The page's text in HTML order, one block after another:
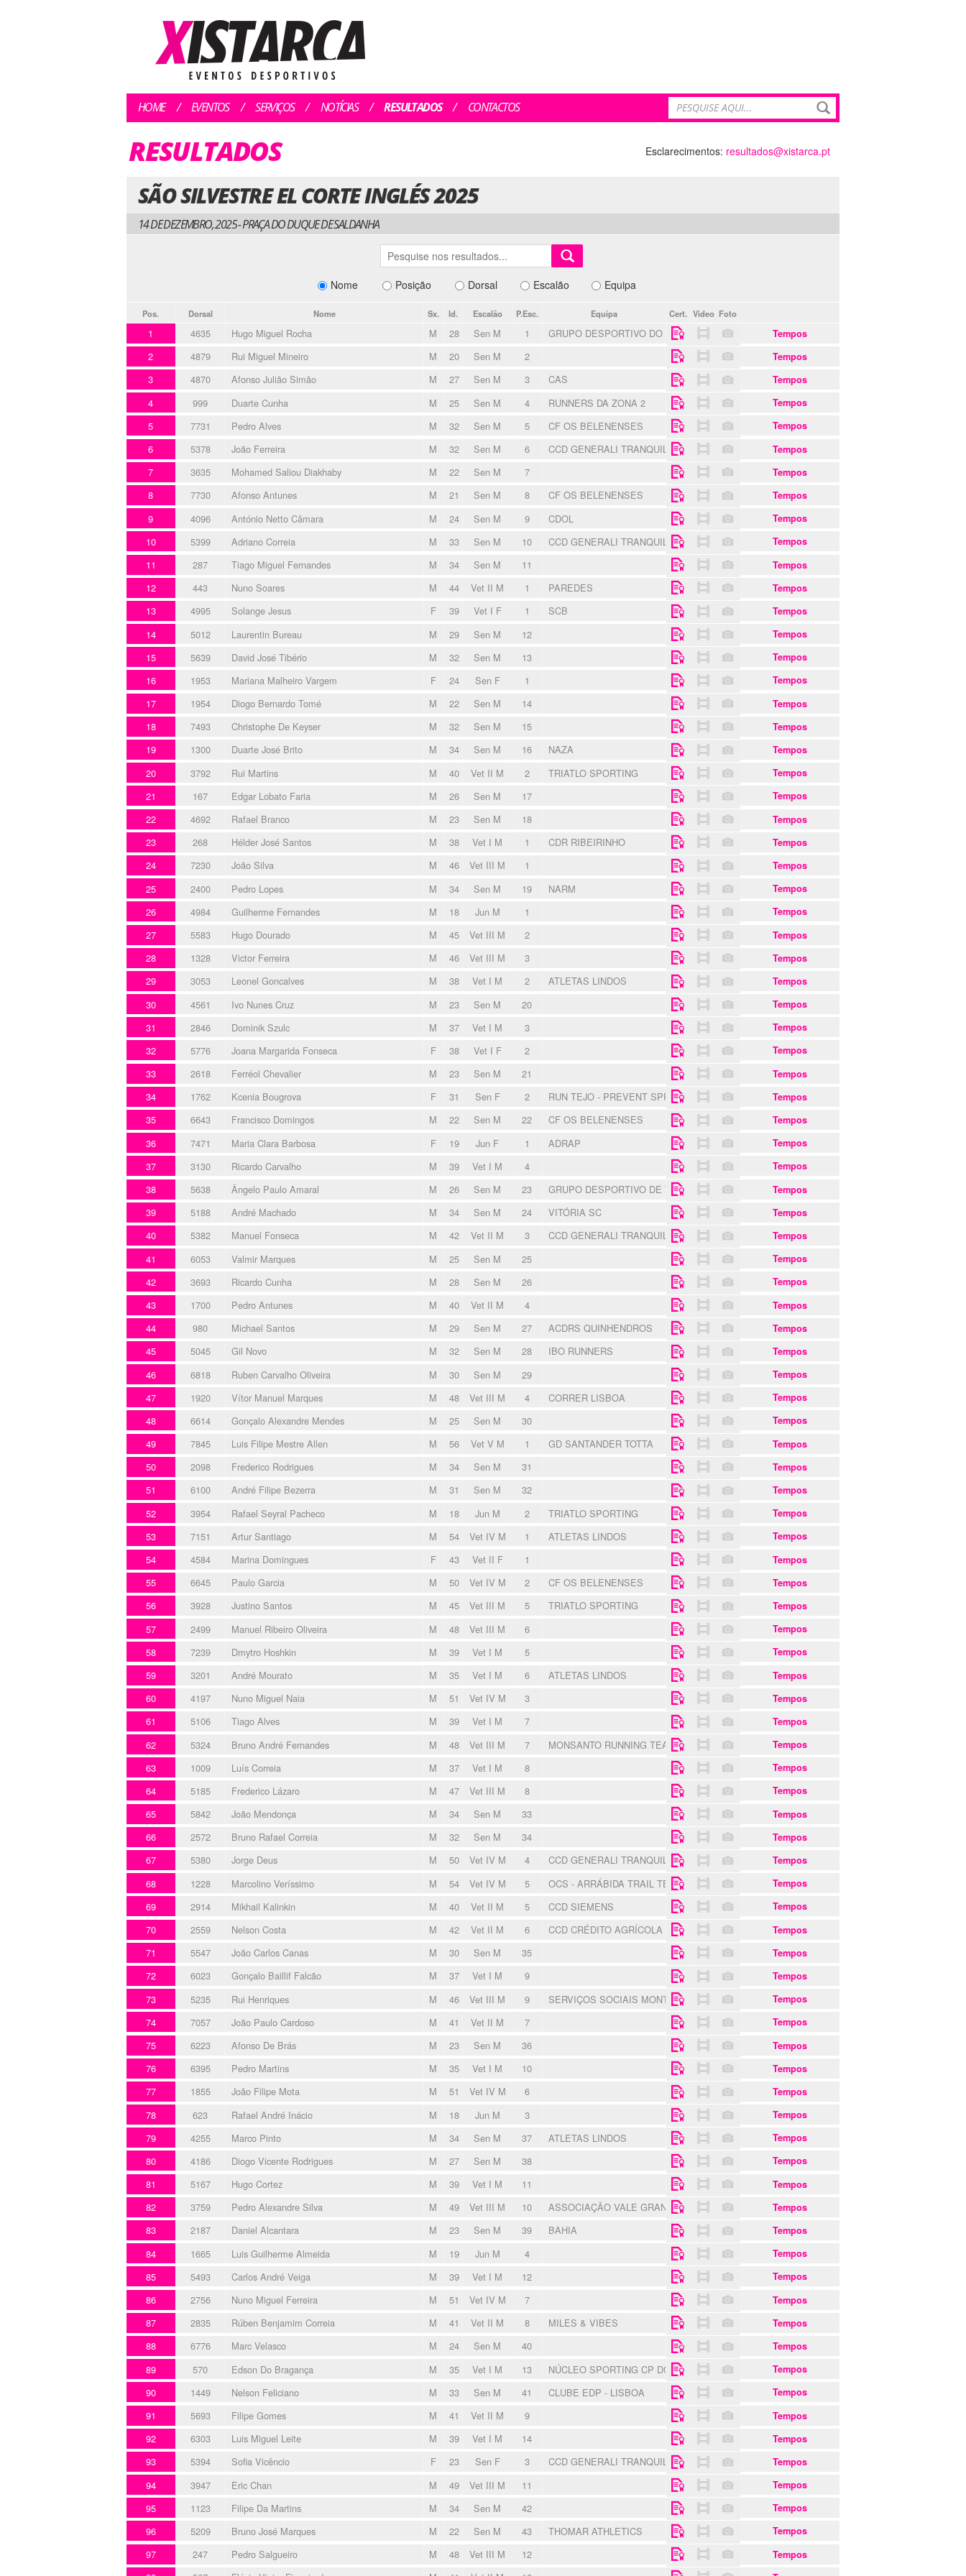
HOME EVENTOS SERVIÇOS NOTÍCIAS RESULTADOS CONTACTOS
RESULTADOS Esclarecimentos: resultados@xistarca.pt
SÃO SILVESTRE EL CORTE INGLÉS 2025
14 DE DEZEMBRO, 2025 - PRAÇA DO DUQUE DE SALDANHA
Nome Posição Dorsal Escalão Equipa
Pos. Dorsal Nome Sx. Id. Escalão P.Esc. Equipa Cert. Video Foto
1 4635 Hugo Miguel Rocha M 28 Sen M 1 GRUPO DESPORTIVO DO ESTREITO Tempos
2 4879 Rui Miguel Mineiro M 20 Sen M 2 Tempos
3 4870 Afonso Julião Simão M 27 Sen M 3 CAS Tempos
4 999 Duarte Cunha M 25 Sen M 4 RUNNERS DA ZONA 2 Tempos
5 7731 Pedro Alves M 32 Sen M 5 CF OS BELENENSES Tempos
6 5378 João Ferreira M 32 Sen M 6 CCD GENERALI TRANQUILIDADE Tempos
7 3635 Mohamed Saliou Diakhaby M 22 Sen M 7 Tempos
8 7730 Afonso Antunes M 21 Sen M 8 CF OS BELENENSES Tempos
9 4096 António Netto Câmara M 24 Sen M 9 CDOL Tempos
10 5399 Adriano Correia M 33 Sen M 10 CCD GENERALI TRANQUILIDADE Tempos
11 287 Tiago Miguel Fernandes M 34 Sen M 11 Tempos
12 443 Nuno Soares M 44 Vet II M 1 PAREDES Tempos
13 4995 Solange Jesus F 39 Vet I F 1 SCB Tempos
14 5012 Laurentin Bureau M 29 Sen M 12 Tempos
15 5639 David José Tibério M 32 Sen M 13 Tempos
16 1953 Mariana Malheiro Vargem F 24 Sen F 1 Tempos
17 1954 Diogo Bernardo Tomé M 22 Sen M 14 Tempos
18 7493 Christophe De Keyser M 32 Sen M 15 Tempos
19 1300 Duarte José Brito M 34 Sen M 16 NAZA Tempos
20 3792 Rui Martins M 40 Vet II M 2 TRIATLO SPORTING Tempos
21 167 Edgar Lobato Faria M 26 Sen M 17 Tempos
22 4692 Rafael Branco M 23 Sen M 18 Tempos
23 268 Hélder José Santos M 38 Vet I M 1 CDR RIBEIRINHO Tempos
24 7230 João Silva M 46 Vet III M 1 Tempos
25 2400 Pedro Lopes M 34 Sen M 19 NARM Tempos
26 4984 Guilherme Fernandes M 18 Jun M 1 Tempos
27 5583 Hugo Dourado M 45 Vet III M 2 Tempos
28 1328 Victor Ferreira M 46 Vet III M 3 Tempos
29 3053 Leonel Goncalves M 38 Vet I M 2 ATLETAS LINDOS Tempos
30 4561 Ivo Nunes Cruz M 23 Sen M 20 Tempos
31 2846 Dominik Szulc M 37 Vet I M 3 Tempos
32 5776 Joana Margarida Fonseca F 38 Vet I F 2 Tempos
33 2618 Ferréol Chevalier M 23 Sen M 21 Tempos
34 1762 Kcenia Bougrova F 31 Sen F 2 RUN TEJO - PREVENT SPRAIN Tempos
35 6643 Francisco Domingos M 22 Sen M 22 CF OS BELENENSES Tempos
36 7471 Maria Clara Barbosa F 19 Jun F 1 ADRAP Tempos
37 3130 Ricardo Carvalho M 39 Vet I M 4 Tempos
38 5638 Ângelo Paulo Amaral M 26 Sen M 23 GRUPO DESPORTIVO DE TRANCOSO Tempos
39 5188 André Machado M 34 Sen M 24 VITÓRIA SC Tempos
40 5382 Manuel Fonseca M 42 Vet II M 3 CCD GENERALI TRANQUILIDADE Tempos
41 6053 Valmir Marques M 25 Sen M 25 Tempos
42 3693 Ricardo Cunha M 28 Sen M 26 Tempos
43 1700 Pedro Antunes M 40 Vet II M 4 Tempos
44 980 Michael Santos M 29 Sen M 27 ACDRS QUINHENDROS Tempos
45 5045 Gil Novo M 32 Sen M 28 IBO RUNNERS Tempos
46 6818 Ruben Carvalho Oliveira M 30 Sen M 29 Tempos
47 1920 Vítor Manuel Marques M 48 Vet III M 4 CORRER LISBOA Tempos
48 6614 Gonçalo Alexandre Mendes M 25 Sen M 30 Tempos
49 7845 Luis Filipe Mestre Allen M 56 Vet V M 1 GD SANTANDER TOTTA Tempos
50 2098 Frederico Rodrigues M 34 Sen M 31 Tempos
51 6100 André Filipe Bezerra M 31 Sen M 32 Tempos
52 3954 Rafael Seyral Pacheco M 18 Jun M 2 TRIATLO SPORTING Tempos
53 7151 Artur Santiago M 54 Vet IV M 1 ATLETAS LINDOS Tempos
54 4584 Marina Domingues F 43 Vet II F 1 Tempos
55 6645 Paulo Garcia M 50 Vet IV M 2 CF OS BELENENSES Tempos
56 3928 Justino Santos M 45 Vet III M 5 TRIATLO SPORTING Tempos
57 2499 Manuel Ribeiro Oliveira M 48 Vet III M 6 Tempos
58 7239 Dmytro Hoshkin M 39 Vet I M 5 Tempos
59 3201 André Mourato M 35 Vet I M 6 ATLETAS LINDOS Tempos
60 4197 Nuno Miguel Naia M 51 Vet IV M 3 Tempos
61 5106 Tiago Alves M 39 Vet I M 7 Tempos
62 5324 Bruno André Fernandes M 48 Vet III M 7 MONSANTO RUNNING TEAM Tempos
63 1009 Luís Correia M 37 Vet I M 8 Tempos
64 5185 Frederico Lázaro M 47 Vet III M 8 Tempos
65 5842 João Mendonça M 34 Sen M 33 Tempos
66 2572 Bruno Rafael Correia M 32 Sen M 34 Tempos
67 5380 Jorge Deus M 50 Vet IV M 4 CCD GENERALI TRANQUILIDADE Tempos
68 1228 Marcolino Veríssimo M 54 Vet IV M 5 OCS - ARRÁBIDA TRAIL TEAM Tempos
69 2914 Mikhail Kalinkin M 40 Vet II M 5 CCD SIEMENS Tempos
70 2559 Nelson Costa M 42 Vet II M 6 CCD CRÉDITO AGRÍCOLA Tempos
71 5547 João Carlos Canas M 30 Sen M 35 Tempos
72 6023 Gonçalo Baillif Falcão M 37 Vet I M 9 Tempos
73 5235 Rui Henriques M 46 Vet III M 9 SERVIÇOS SOCIAIS MONTEPIO Tempos
74 7057 João Paulo Cardoso M 41 Vet II M 7 Tempos
75 6223 Afonso De Brás M 23 Sen M 36 Tempos
76 6395 Pedro Martins M 35 Vet I M 10 Tempos
77 1855 João Filipe Mota M 51 Vet IV M 6 Tempos
78 623 Rafael André Inácio M 18 Jun M 3 Tempos
79 4255 Marco Pinto M 34 Sen M 37 ATLETAS LINDOS Tempos
80 4186 Diogo Vicente Rodrigues M 27 Sen M 38 Tempos
81 5167 Hugo Cortez M 39 Vet I M 11 Tempos
82 3759 Pedro Alexandre Silva M 49 Vet III M 10 ASSOCIAÇÃO VALE GRANDE Tempos
83 2187 Daniel Alcantara M 23 Sen M 39 BAHIA Tempos
84 1665 Luis Guilherme Almeida M 19 Jun M 4 Tempos
85 5493 Carlos André Veiga M 39 Vet I M 12 Tempos
86 2756 Nuno Miguel Ferreira M 51 Vet IV M 7 Tempos
87 2835 Rúben Benjamim Correia M 41 Vet II M 8 MILES & VIBES Tempos
88 6776 Marc Velasco M 24 Sen M 40 Tempos
89 570 Edson Do Bragança M 35 Vet I M 13 NÚCLEO SPORTING CP DO SEIXAL Tempos
90 1449 Nelson Feliciano M 33 Sen M 41 CLUBE EDP - LISBOA Tempos
91 5693 Filipe Gomes M 41 Vet II M 9 Tempos
92 6303 Luis Miguel Leite M 39 Vet I M 14 Tempos
93 5394 Sofia Vicêncio F 23 Sen F 3 CCD GENERALI TRANQUILIDADE Tempos
94 3947 Eric Chan M 49 Vet III M 11 Tempos
95 1123 Filipe Da Martins M 34 Sen M 42 Tempos
96 5209 Bruno José Marques M 22 Sen M 43 THOMAR ATHLETICS Tempos
97 247 Pedro Salgueiro M 48 Vet III M 12 Tempos